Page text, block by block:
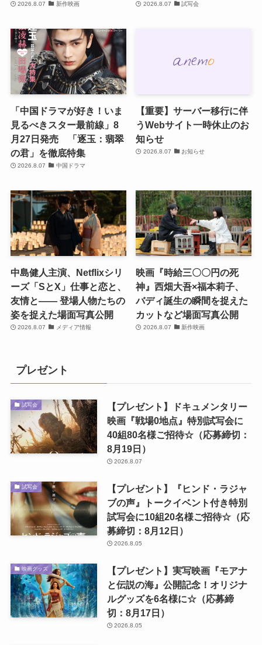
2026.8.07 新作映画 2026.8.07 試写会
「中国ドラマが好き！いま
見るべきスター最前線」8
月27日発売 「逐玉：翡翠
の君」を徹底特集
2026.8.07 中国ドラマ
【重要】サーバー移行に伴
うWebサイト一時休止のお
知らせ
2026.8.07 お知らせ
中島健人主演、Netflixシリ
ーズ「SとX」仕事と恋と、
友情と―― 登場人物たちの
姿を捉えた場面写真公開
2026.8.07 メディア情報
映画『時給三〇〇円の死
神』西畑大吾×福本莉子、
バディ誕生の瞬間を捉えた
カットなど場面写真公開
2026.8.07 新作映画
プレゼント
試写会
【プレゼント】ドキュメンタリー
映画『戦場0地点』特別試写会に
40組80名様ご招待☆（応募締切：
8月19日）
2026.8.07
試写会
【プレゼント】『ヒンド・ラジャ
ブの声』トークイベント付き特別
試写会に10組20名様ご招待☆（応
募締切：8月12日）
2026.8.05
映画グッズ
【プレゼント】実写映画『モアナ
と伝説の海』公開記念！オリジナ
ルグッズを6名様に☆（応募締
切：8月17日）
2026.8.05